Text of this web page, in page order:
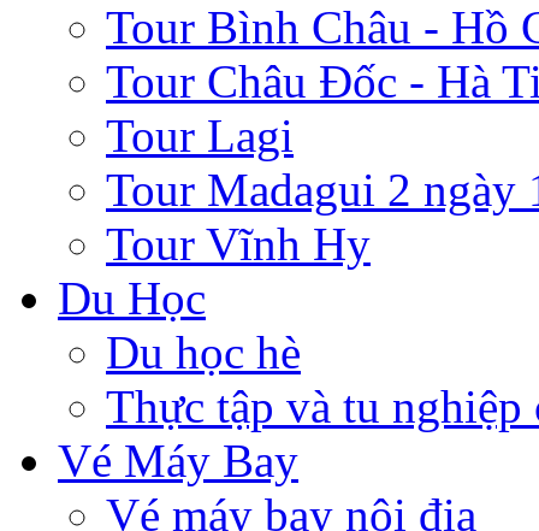
Tour Bình Châu - Hồ
Tour Châu Đốc - Hà
Tour Lagi
Tour Madagui 2 ngày
Tour Vĩnh Hy
Du Học
Du học hè
Thực tập và tu
Vé Máy Bay
Vé máy bay nội địa